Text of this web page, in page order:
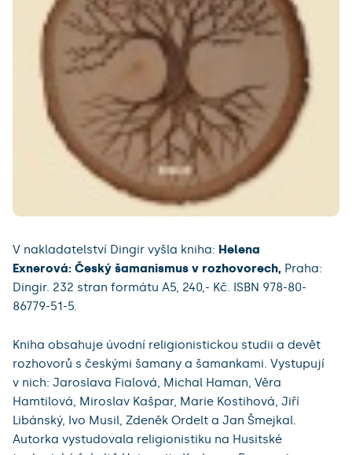
V nakladatelství Dingir vyšla kniha: Helena
Exnerová: Český šamanismus v rozhovorech, Praha:
Dingir. 232 stran formátu A5, 240,- Kč. ISBN 978-80-
86779-51-5.
Kniha obsahuje úvodní religionistickou studii a devět
rozhovorů s českými šamany a šamankami. Vystupují
v nich: Jaroslava Fialová, Michal Haman, Věra
Hamtilová, Miroslav Kašpar, Marie Kostihová, Jiří
Libánský, Ivo Musil, Zdeněk Ordelt a Jan Šmejkal.
Autorka vystudovala religionistiku na Husitské